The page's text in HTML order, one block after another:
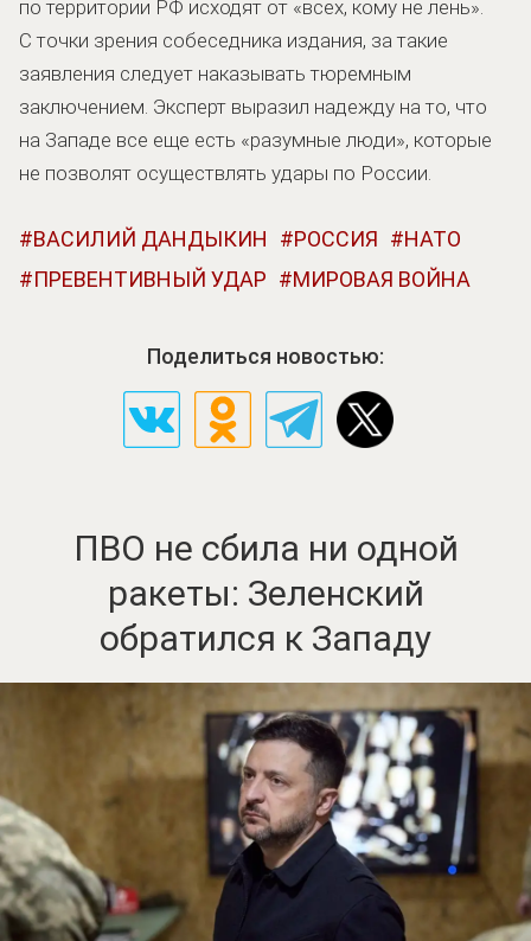
по территории РФ исходят от «всех, кому не лень».
С точки зрения собеседника издания, за такие
заявления следует наказывать тюремным
заключением. Эксперт выразил надежду на то, что
на Западе все еще есть «разумные люди», которые
не позволят осуществлять удары по России.
ВАСИЛИЙ ДАНДЫКИН РОССИЯ
НАТО
ПРЕВЕНТИВНЫЙ УДАР
МИРОВАЯ ВОЙНА
Поделиться новостью:
ПВО не сбила ни одной
ракеты: Зеленский
обратился к Западу